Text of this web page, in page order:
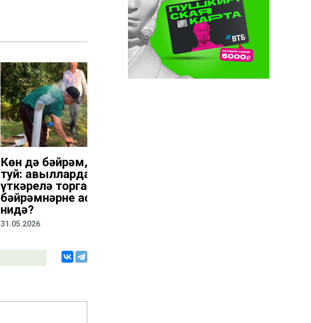
Көн дә бәйрәм, көн дә
туй: авылларда
үткәрелә торган
бәйрәмнәрнең асылы
нидә?
31.05.2026